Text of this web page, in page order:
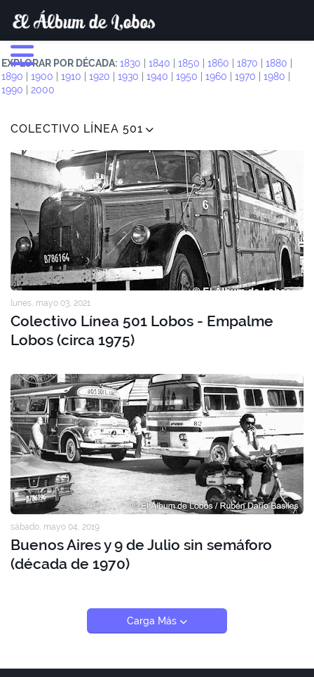
EXPLORAR POR DÉCADA: 1830 1840 1850 1860 1870 1880
1890
1900 1910 1920 1930 1940 1950 1960 1970 1980
1990
2000
COLECTIVO LÍNEA 501
lunes, mayo 03, 2021
Colectivo Línea 501 Lobos - Empalme
Lobos (circa 1975)
sábado, mayo 04, 2019
Buenos Aires y 9 de Julio sin semáforo
(década de 1970)
Carga Más